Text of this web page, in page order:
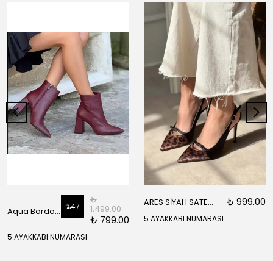
Aqua Bordo Mat Fermuar Detay Sivri Burun Kadın Topuklu Bot %47
₺
1,499.00
₺ 799.00
5 AYAKKABI NUMARASI
ARES SİYAH SATEN ÖNÜ SARI SİYAH DETAYLI BİLEK BAĞLI KADIN TOPUKLU AYAKKABI ₺ 999.00
5 AYAKKABI NUMARASI